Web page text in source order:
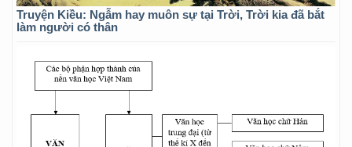
Truyện Kiều: Ngẫm hay muôn sự tại Trời, Trời kia đã bắt
làm người có thân